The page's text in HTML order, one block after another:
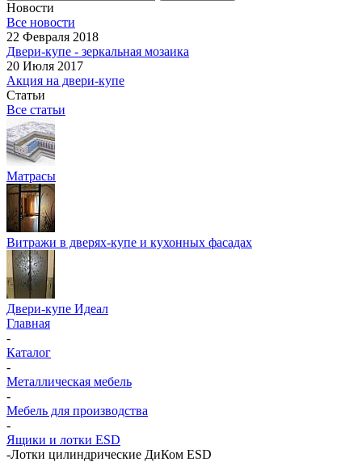
Новости
Все новости
22 Февраля 2018
Двери-купе - зеркальная мозаика
20 Июля 2017
Акция на двери-купе
Статьи
Все статьи
Матрасы
Витражи в дверях-купе и кухонных фасадах
Двери-купе Идеал
Главная
-
Каталог
-
Металлическая мебель
-
Мебель для производства
-
Ящики и лотки ESD
-Лотки цилиндрические ДиКом ESD